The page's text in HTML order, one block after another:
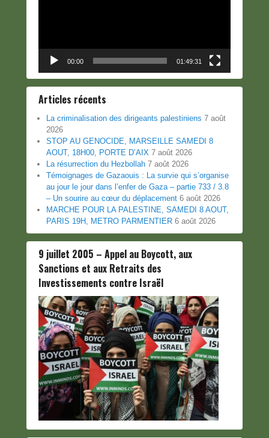
00:00 01:49:31
Articles récents
La criminalisation des dirigeants palestiniens 7 août
2026
STOP AU GENOCIDE, MARSEILLE SAMEDI 8
AOUT, 18H00, PORTE D’AIX 7 août 2026
La résurrection du Hezbollah 7 août 2026
Témoignages de Gazaouis : La survie qui s’organise
au jour le jour dans l’enfer de Gaza – partie 733 / 3.8
– Un sourire au cœur du déplacement 6 août 2026
MARCHE POUR LA PALESTINE, SAMEDI 8 AOUT,
PARIS 19H, METRO PARMENTIER 6 août 2026
9 juillet 2005 – Appel au Boycott, aux
Sanctions et aux Retraits des
Investissements contre Israël